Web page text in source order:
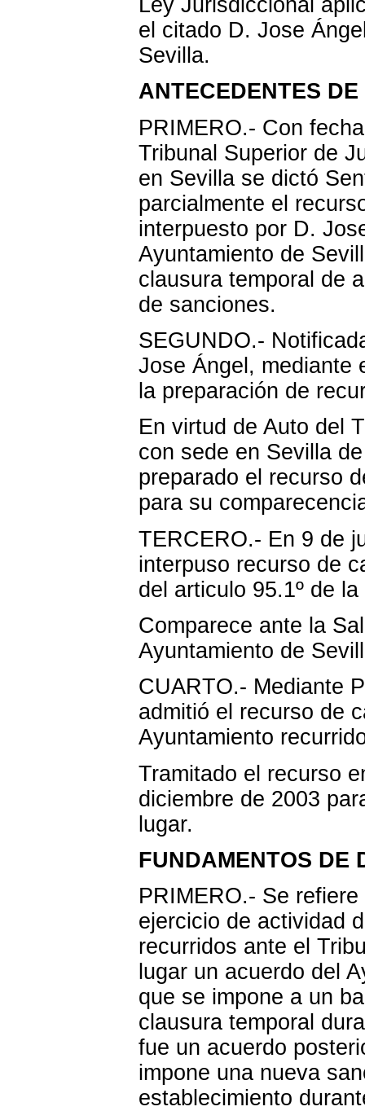
el citado D. Jose
Sevilla.
ANTECEDENTES DE
PRIMERO.- Con
Tribunal Superior de
en Sevilla se dictó
parcialmente el
interpuesto por D.
Ayuntamiento de
clausura temporal de
de sanciones.
SEGUNDO.-
Jose Ángel, mediante
la preparación de
En virtud de Auto del
con sede en Sevilla
preparado el recurso
para su
TERCERO.- En 9 de
interpuso recurso de
del articulo 95.1º de
Comparece ante la
Ayuntamiento de
CUARTO.- Mediante
admitió el recurso de
Ayuntamiento
Tramitado el recurso
diciembre de 2003
lugar.
FUNDAMENTOS DE
PRIMERO.- Se
ejercicio de actividad
recurridos ante el
lugar un acuerdo del
que se impone a un
clausura temporal
fue un acuerdo
impone una nueva
establecimiento